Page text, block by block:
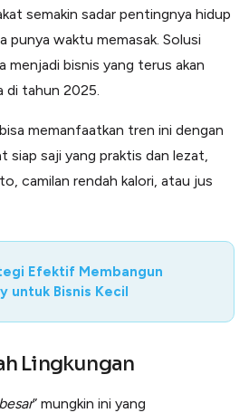
semakin sadar pentingnya hidup
punya waktu memasak. Solusi
menjadi bisnis yang terus akan
di tahun 2025.
memanfaatkan tren ini dengan
siap saji yang praktis dan lezat,
camilan rendah kalori, atau jus
Efektif Membangun
untuk Bisnis Kecil
Lingkungan
” mungkin ini yang